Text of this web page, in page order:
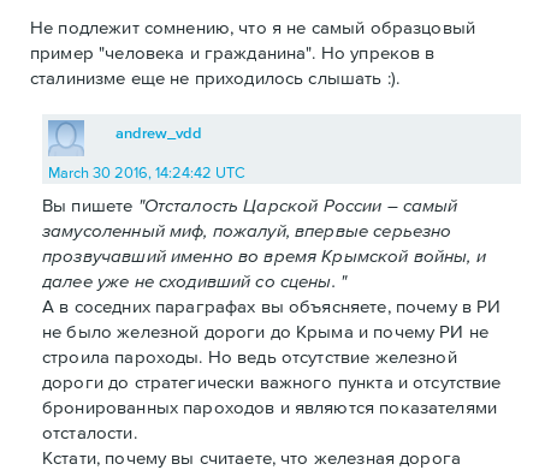
Не подлежит сомнению, что я не самый образцовый
пример "человека и гражданина". Но упреков в
сталинизме еще не приходилось слышать :).
andrew_vdd
March 30 2016, 14:24:42 UTC
Вы пишете "Отсталость Царской России – самый
замусоленный миф, пожалуй, впервые серьезно
прозвучавший именно во время Крымской войны, и
далее уже не сходивший со сцены. "
А в соседних параграфах вы объясняете, почему в РИ
не было железной дороги до Крыма и почему РИ не
строила пароходы. Но ведь отсутствие железной
дороги до стратегически важного пункта и отсутствие
бронированных пароходов и являются показателями
отсталости.
Кстати, почему вы считаете, что железная дорога